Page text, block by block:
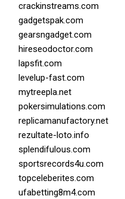
crackinstreams.com
gadgetspak.com
gearsngadget.com
hireseodoctor.com
lapsfit.com
levelup-fast.com
mytreepla.net
pokersimulations.com
replicamanufactory.net
rezultate-loto.info
splendifulous.com
sportsrecords4u.com
topceleberites.com
ufabetting8m4.com